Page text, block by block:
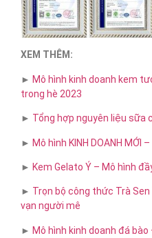
XEM THÊM:
► Mô hình kinh doanh kem
trong hè 2023
► Tổng hợp nguyên liệu sữa
► Mô hình KINH DOANH MỚI
► Kem Gelato Ý – Mô hình
► Trọn bộ công thức Trà
vạn người mê
► Mô hình kinh doanh đá